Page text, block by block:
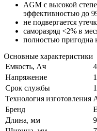
AGM с высокой
эффективностью до
не подвергается
саморазряд <2% в
полностью пригодна
Основные характеристики
Емкость, Ач
Напряжение
Срок службы
Технология изготовления
Бренд
Длина, мм